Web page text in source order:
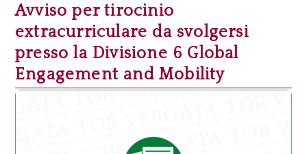
Avviso per tirocinio
extracurriculare da svolgersi
presso la Divisione 6 Global
Engagement and Mobility